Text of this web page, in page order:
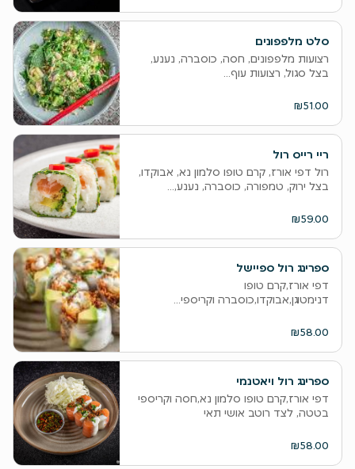
סלט מלפפונים
רצועות מלפפונים, חסה, כוסברה, נענע,
בצל סגול, רצועות עוף...
₪51.00
ריי רייס רול
רול דפי אורז, קרם טופו סלמון נא, אבוקדו,
בצל ירוק, טמפורה, כוסברה, נענע,...
₪59.00
ספרינג רול ספיישל
דפי אורז,קרם טופו
דנימטוגן,אבוקדו,כוסברה וקריספי...
₪58.00
ספרינג רול ויאטנמי
דפי אורז,קרם טופו סלמון נא,חסה וקריספי
בטטה, לצד רוטב אושי תאי
₪58.00